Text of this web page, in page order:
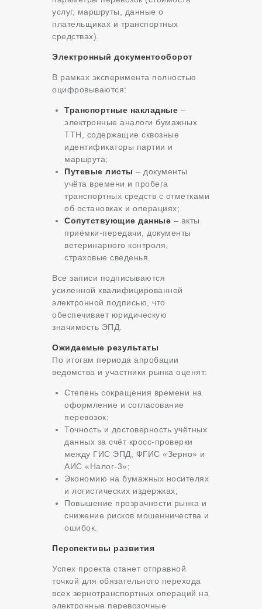
услуг, маршруты, данные о
плательщиках и транспортных
средствах).
Электронный документооборот
В рамках эксперимента полностью
оцифровываются:
Транспортные накладные –
электронные аналоги бумажных
ТТН, содержащие сквозные
идентификаторы партии и
маршрута;
Путевые листы – документы
учёта времени и пробега
транспортных средств с отметками
об остановках и операциях;
Сопутствующие данные – акты
приёмки-передачи, документы
ветеринарного контроля,
страховые сведенья.
Все записи подписываются
усиленной квалифицированной
электронной подписью, что
обеспечивает юридическую
значимость ЭПД.
Ожидаемые результаты
По итогам периода апробации
ведомства и участники рынка оценят:
Степень сокращения времени на
оформление и согласование
перевозок;
Точность и достоверность учётных
данных за счёт кросс-проверки
между ГИС ЭПД, ФГИС «Зерно» и
АИС «Налог-3»;
Экономию на бумажных носителях
и логистических издержках;
Повышение прозрачности рынка и
снижение рисков мошенничества и
ошибок.
Перспективы развития
Успех проекта станет отправной
точкой для обязательного перехода
всех зернотранспортных операций на
электронные перевозочные